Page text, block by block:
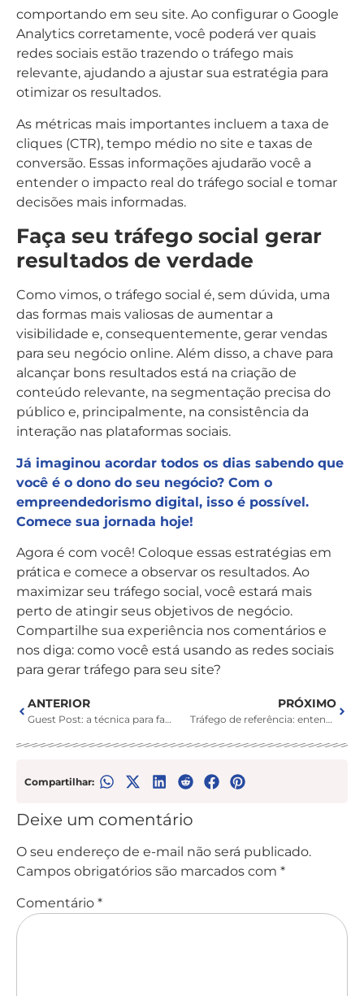
comportando em seu site. Ao configurar o Google
Analytics corretamente, você poderá ver quais
redes sociais estão trazendo o tráfego mais
relevante, ajudando a ajustar sua estratégia para
otimizar os resultados.
As métricas mais importantes incluem a taxa de
cliques (CTR), tempo médio no site e taxas de
conversão. Essas informações ajudarão você a
entender o impacto real do tráfego social e tomar
decisões mais informadas.
Faça seu tráfego social gerar
resultados de verdade
Como vimos, o tráfego social é, sem dúvida, uma
das formas mais valiosas de aumentar a
visibilidade e, consequentemente, gerar vendas
para seu negócio online. Além disso, a chave para
alcançar bons resultados está na criação de
conteúdo relevante, na segmentação precisa do
público e, principalmente, na consistência da
interação nas plataformas sociais.
Já imaginou acordar todos os dias sabendo que
você é o dono do seu negócio? Com o
empreendedorismo digital, isso é possível.
Comece sua jornada hoje!
Agora é com você! Coloque essas estratégias em
prática e comece a observar os resultados. Ao
maximizar seu tráfego social, você estará mais
perto de atingir seus objetivos de negócio.
Compartilhe sua experiência nos comentários e
nos diga: como você está usando as redes sociais
para gerar tráfego para seu site?
ANTERIOR
Guest Post: a técnica para fazer seu site crescer
PRÓXIMO
Tráfego de referência: entenda o que é e como funciona
Compartilhar:
Deixe um comentário
O seu endereço de e-mail não será publicado.
Campos obrigatórios são marcados com *
Comentário *